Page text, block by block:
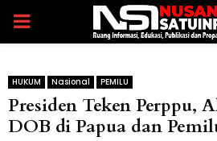
PRIMARY
HUKUM Nasional PEMILU
Presiden Teken Perppu,
DOB di Papua dan